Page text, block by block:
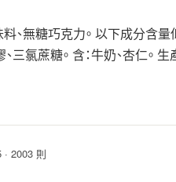
料、無糖巧克力。 以下成分含量
三氯蔗糖。 含：牛奶、杏仁。 生
·2003 則